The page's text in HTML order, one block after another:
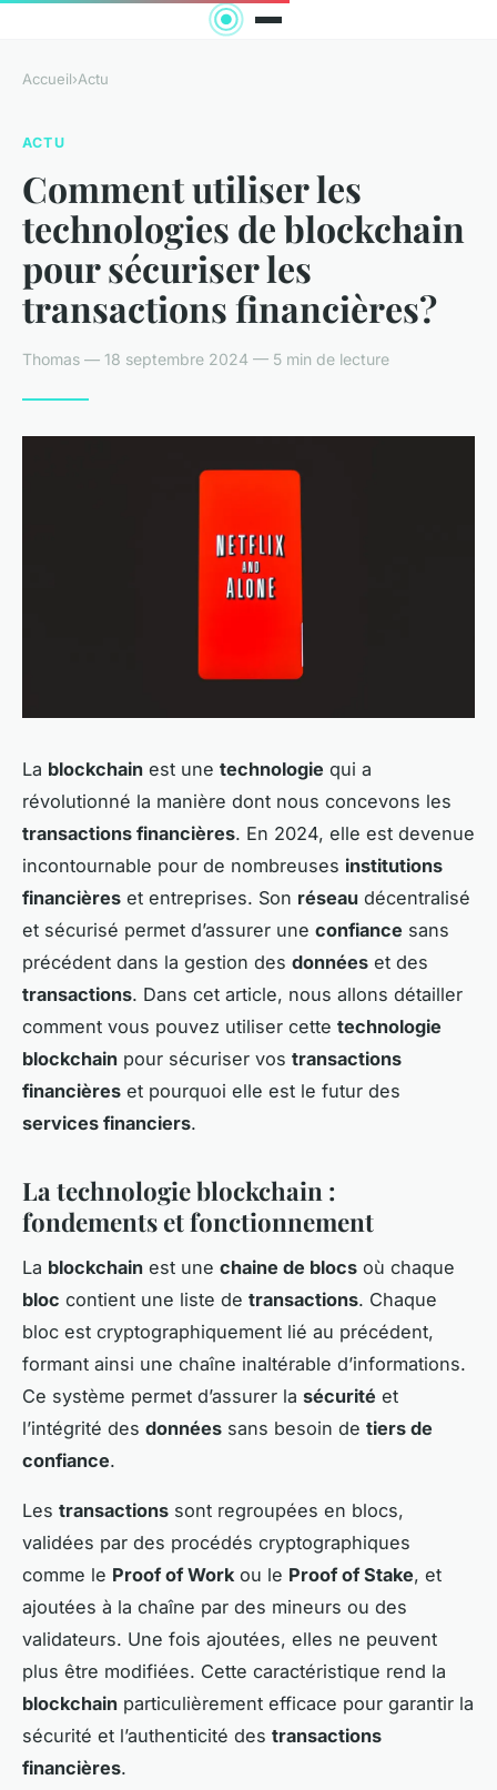
Accueil›Actu
ACTU
Comment utiliser les
technologies de blockchain
pour sécuriser les
transactions financières?
Thomas — 18 septembre 2024 — 5 min de lecture
La blockchain est une technologie qui a
révolutionné la manière dont nous concevons les
transactions financières. En 2024, elle est devenue
incontournable pour de nombreuses institutions
financières et entreprises. Son réseau décentralisé
et sécurisé permet d’assurer une confiance sans
précédent dans la gestion des données et des
transactions. Dans cet article, nous allons détailler
comment vous pouvez utiliser cette technologie
blockchain pour sécuriser vos transactions
financières et pourquoi elle est le futur des
services financiers.
La technologie blockchain :
fondements et fonctionnement
La blockchain est une chaine de blocs où chaque
bloc contient une liste de transactions. Chaque
bloc est cryptographiquement lié au précédent,
formant ainsi une chaîne inaltérable d’informations.
Ce système permet d’assurer la sécurité et
l’intégrité des données sans besoin de tiers de
confiance.
Les transactions sont regroupées en blocs,
validées par des procédés cryptographiques
comme le Proof of Work ou le Proof of Stake, et
ajoutées à la chaîne par des mineurs ou des
validateurs. Une fois ajoutées, elles ne peuvent
plus être modifiées. Cette caractéristique rend la
blockchain particulièrement efficace pour garantir la
sécurité et l’authenticité des transactions
financières.